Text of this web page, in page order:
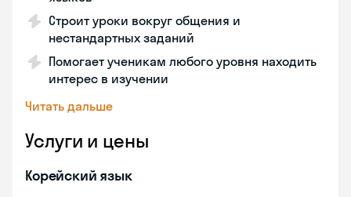
Строит уроки вокруг общения и
нестандартных заданий
Помогает ученикам любого уровня находить
интерес в изучении
Читать дальше
Услуги и цены
Корейский язык